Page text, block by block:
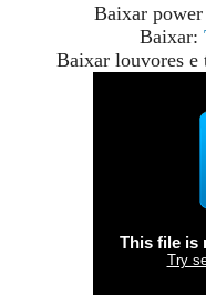
Baixar
Baixar:
Baixar louvores e